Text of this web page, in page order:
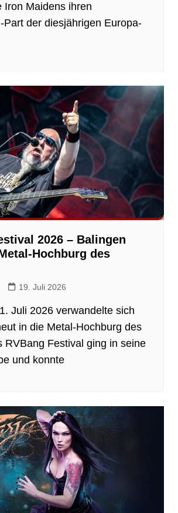
Iron Maidens ihren
Part der diesjährigen Europa-
2026 – Balingen
Hochburg des
19. Juli 2026
Juli 2026 verwandelte sich
in die Metal-Hochburg des
RVBang Festival ging in seine
und konnte